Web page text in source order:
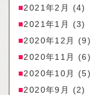
2021年2月
(4)
2021年1月
(3)
2020年12月
(9)
2020年11月
(6)
2020年10月
(5)
2020年9月
(2)